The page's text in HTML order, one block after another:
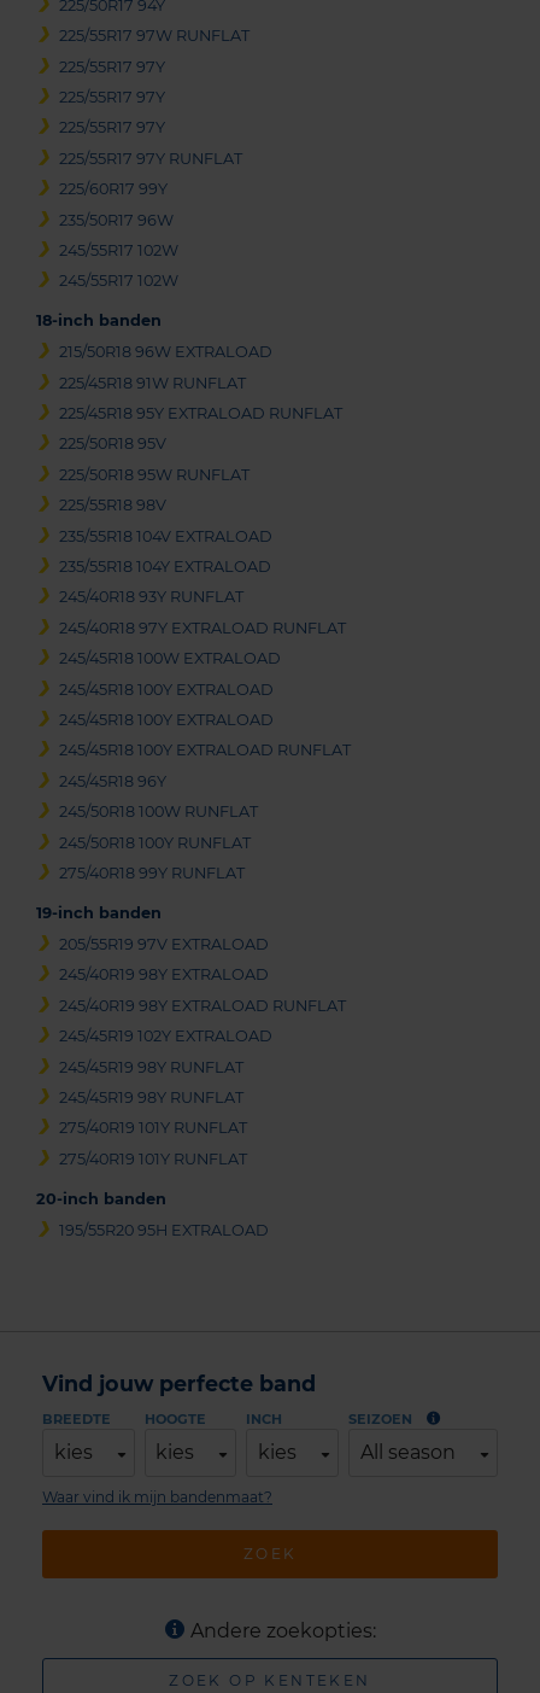
225/50R17 94Y
225/55R17 97W RUNFLAT
225/55R17 97Y
225/55R17 97Y
225/55R17 97Y
225/55R17 97Y RUNFLAT
225/60R17 99Y
235/50R17 96W
245/55R17 102W
245/55R17 102W
18-inch banden
215/50R18 96W EXTRALOAD
225/45R18 91W RUNFLAT
225/45R18 95Y EXTRALOAD RUNFLAT
225/50R18 95V
225/50R18 95W RUNFLAT
225/55R18 98V
235/55R18 104V EXTRALOAD
235/55R18 104Y EXTRALOAD
245/40R18 93Y RUNFLAT
245/40R18 97Y EXTRALOAD RUNFLAT
245/45R18 100W EXTRALOAD
245/45R18 100Y EXTRALOAD
245/45R18 100Y EXTRALOAD
245/45R18 100Y EXTRALOAD RUNFLAT
245/45R18 96Y
245/50R18 100W RUNFLAT
245/50R18 100Y RUNFLAT
275/40R18 99Y RUNFLAT
19-inch banden
205/55R19 97V EXTRALOAD
245/40R19 98Y EXTRALOAD
245/40R19 98Y EXTRALOAD RUNFLAT
245/45R19 102Y EXTRALOAD
245/45R19 98Y RUNFLAT
245/45R19 98Y RUNFLAT
275/40R19 101Y RUNFLAT
275/40R19 101Y RUNFLAT
20-inch banden
195/55R20 95H EXTRALOAD
Vind jouw perfecte band
BREEDTE
kies
HOOGTE
kies
INCH
kies
SEIZOEN
All season
ZOEK
Waar vind ik mijn bandenmaat?
Andere zoekopties:
ZOEK OP KENTEKEN